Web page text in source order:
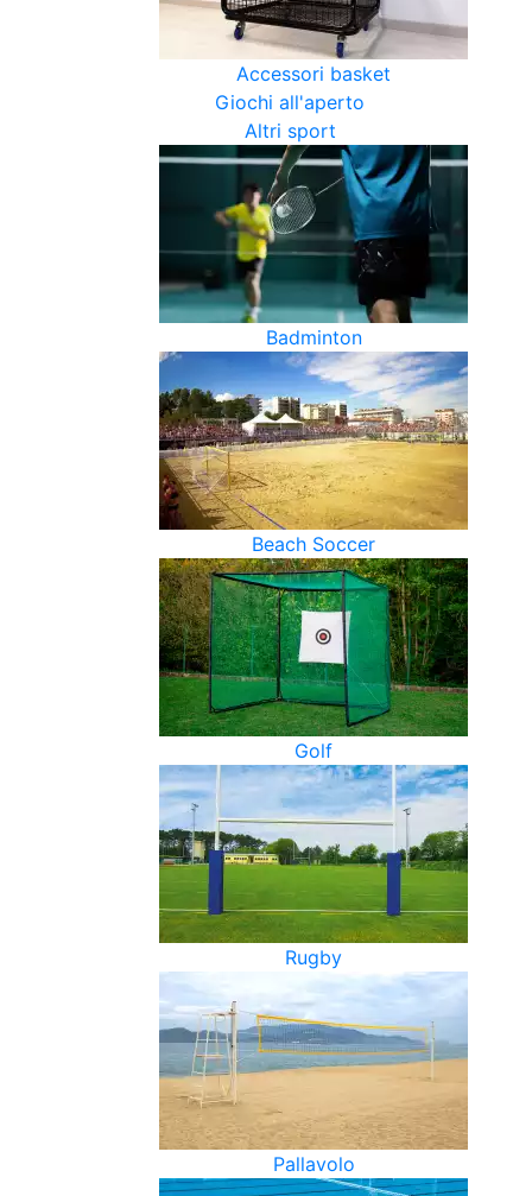
Accessori basket
Giochi all'aperto
Altri sport
Badminton
Beach Soccer
Golf
Rugby
Pallavolo